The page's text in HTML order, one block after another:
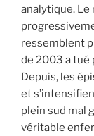
analytique.
ressemblent
de 2003 a tué
Depuis, les
et
plein sud mal
véritable